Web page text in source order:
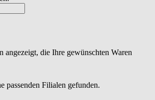
angezeigt, die Ihre gewünschten Waren
passenden Filialen gefunden.